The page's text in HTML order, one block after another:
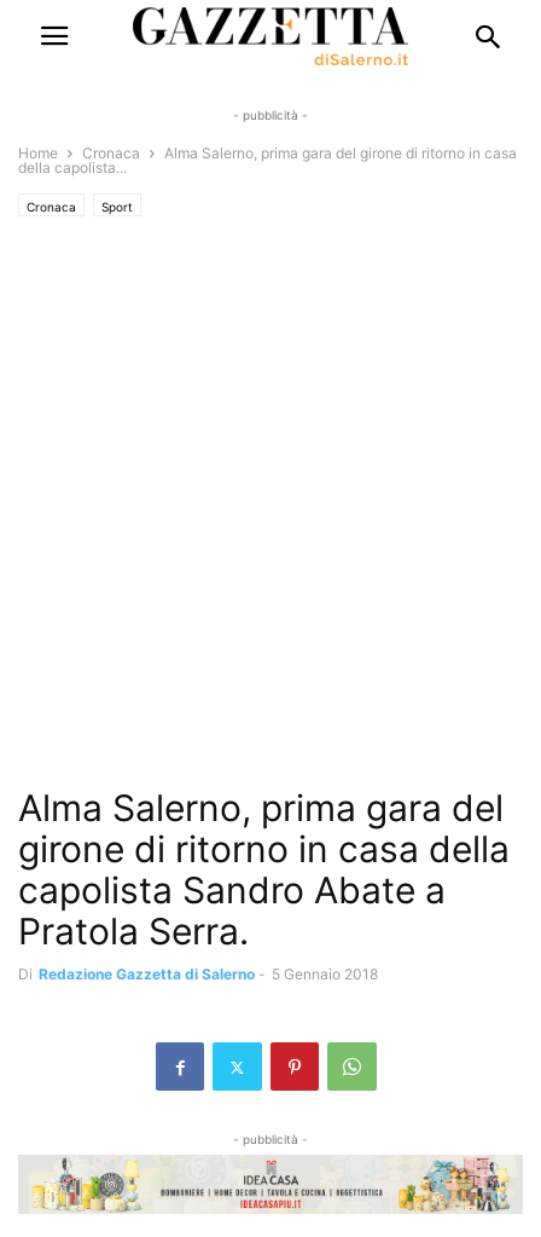
- pubblicità -
Home Cronaca
Alma Salerno, prima gara del girone di ritorno in casa
della capolista...
Cronaca Sport
Alma Salerno, prima gara del
girone di ritorno in casa della
capolista Sandro Abate a
Pratola Serra.
Di Redazione Gazzetta di Salerno - 5 Gennaio 2018
- pubblicità -